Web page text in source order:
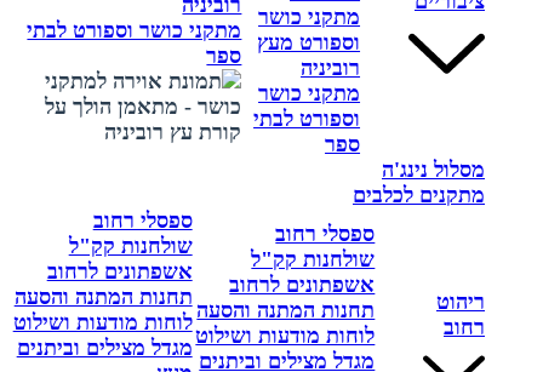
מתקני כושר
וספורט מעץ
רוביניה
מתקני כושר
וספורט לבתי
ספר
מתקני כושר וספורט לבתי
ספר
מסלול נינג'ה
מתקנים לכלבים
ריהוט
רחוב
ספסלי רחוב
שולחנות קק"ל
אשפתונים לרחוב
תחנות המתנה והסעה
לוחות מודעות ושילוט
מגדל מצילים וביתנים
ספסלי רחוב
שולחנות קק"ל
אשפתונים לרחוב
תחנות המתנה והסעה
לוחות מודעות ושילוט
מגדל מצילים וביתנים